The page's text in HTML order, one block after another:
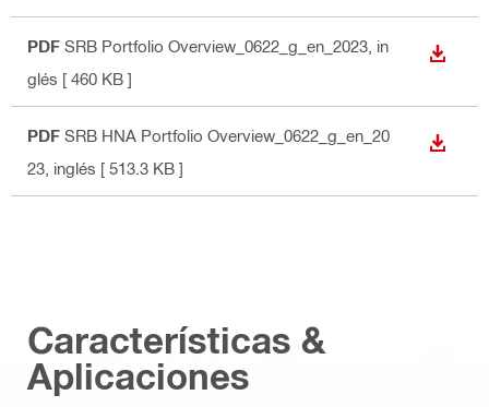
PDF SRB Portfolio Overview_0622_g_en_2023 , in
glés [ 460 KB ]
PDF SRB HNA Portfolio Overview_0622_g_en_20
23 , inglés [ 513.3 KB ]
Características &
Aplicaciones